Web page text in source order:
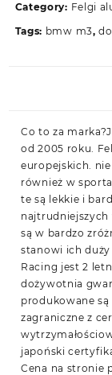
Category: Felgi
Tags: bmw m3,
Co to za
od 2005 roku.
europejskich.
również w
te są lekkie i
najtrudniejszych
są w bardzo
stanowi ich
Racing jest 2
dożywotnia
produkowane
zagraniczne z
japoński
Cena na stronie